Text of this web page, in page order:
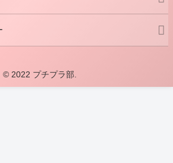
© 2022 プチプラ部.